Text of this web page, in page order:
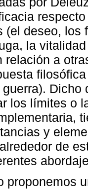
(el deseo,
la
relación a
los límites o
y
de
proponemos